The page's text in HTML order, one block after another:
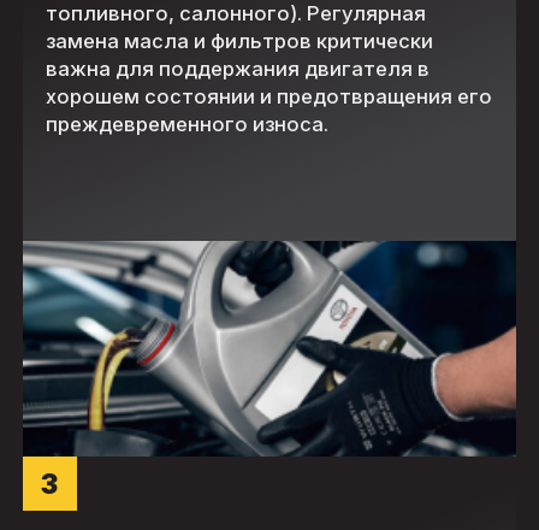
топливного, салонного). Регулярная
замена масла и фильтров критически
важна для поддержания двигателя в
хорошем состоянии и предотвращения его
преждевременного износа.
3